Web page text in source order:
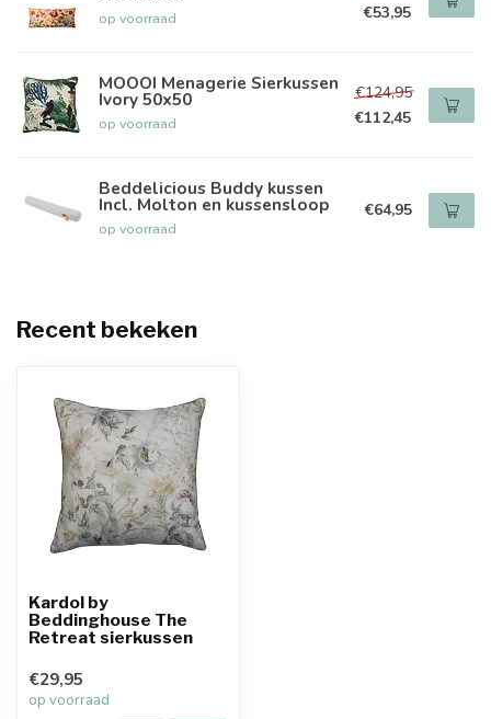
op voorraad
€53,95
MOOOI Menagerie Sierkussen
Ivory 50x50
op voorraad
€124,95
€112,45
Beddelicious Buddy kussen
Incl. Molton en kussensloop
op voorraad
€64,95
Recent bekeken
Kardol by
Beddinghouse The
Retreat sierkussen
€29,95
op voorraad